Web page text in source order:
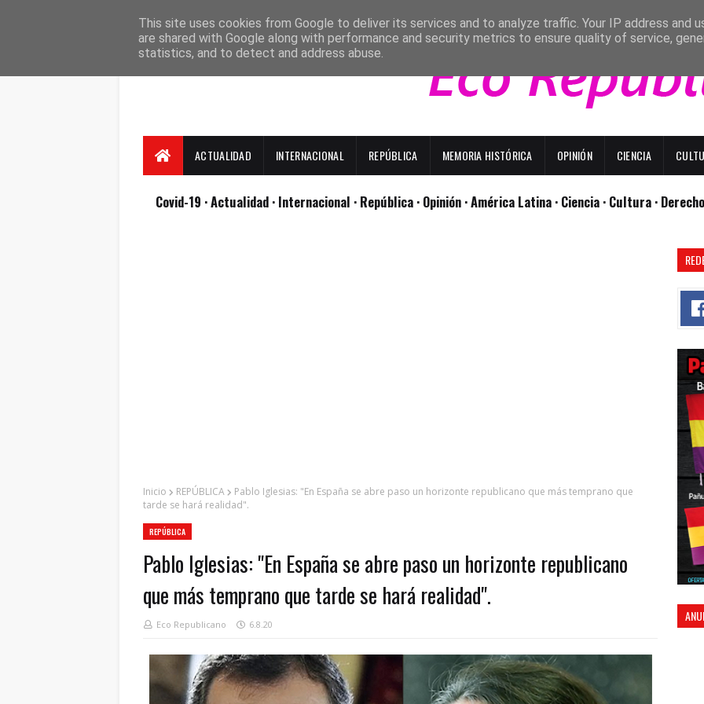
ACTUALIDAD INTERNACIONAL REPÚBLICA MEMORIA HISTÓRICA OPINIÓN CIENCIA
Covid-19 · Actualidad · Internacional · República · Opinión · América Latina · Ciencia · Cultura ·
Inicio REPÚBLICA
Pablo Iglesias: "En España se abre paso un horizonte republicano que más temprano que
tarde se hará realidad".
REPÚBLICA
Pablo Iglesias: "En España se abre paso un horizonte republicano
que más temprano que tarde se hará realidad".
Eco Republicano 6.8.20
This site uses cookies from Google to deliver its services and to analyze traffic. Your IP address and
are shared with Google along with performance and security metrics to ensure quality of service,
statistics, and to detect and address abuse.